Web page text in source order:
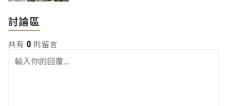
討論區
共有 0 則留言